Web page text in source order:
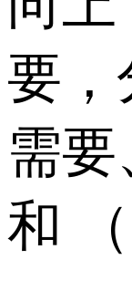
要，
需
和 （